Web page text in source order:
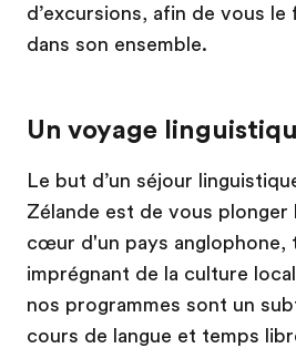
d’excursions, afin de vous
dans son ensemble.
Un voyage
Le but d’un séjour
Zélande est de vous plonger
cœur d'un pays anglophone,
imprégnant de la culture
nos programmes sont un
cours de langue et temps